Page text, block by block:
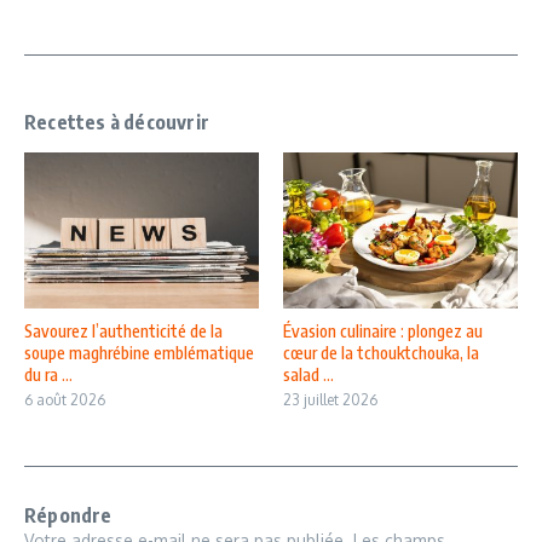
Recettes à découvrir
Savourez l’authenticité de la
soupe maghrébine emblématique
du ra ...
6 août 2026
Évasion culinaire : plongez au
cœur de la tchouktchouka, la
salad ...
23 juillet 2026
Répondre